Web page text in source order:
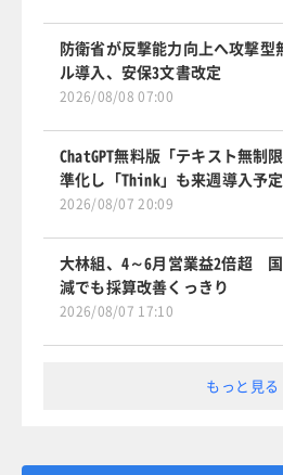
防衛省が反撃能力向上へ攻撃型
ル導入、安保3文書改定
2026/08/08 07:00
ChatGPT無料版「テキスト無制
準化し「Think」も来週導入予定
2026/08/07 20:09
大林組、4～6月営業益2倍超
減でも採算改善くっきり
2026/08/07 17:10
もっと見る